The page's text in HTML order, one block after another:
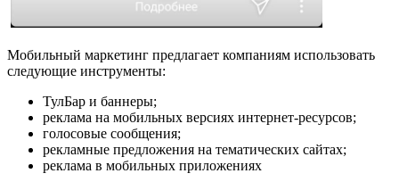
Мобильный маркетинг предлагает компаниям использовать
следующие инструменты:
ТулБар и баннеры;
реклама на мобильных версиях интернет-ресурсов;
голосовые сообщения;
рекламные предложения на тематических сайтах;
реклама в мобильных приложениях